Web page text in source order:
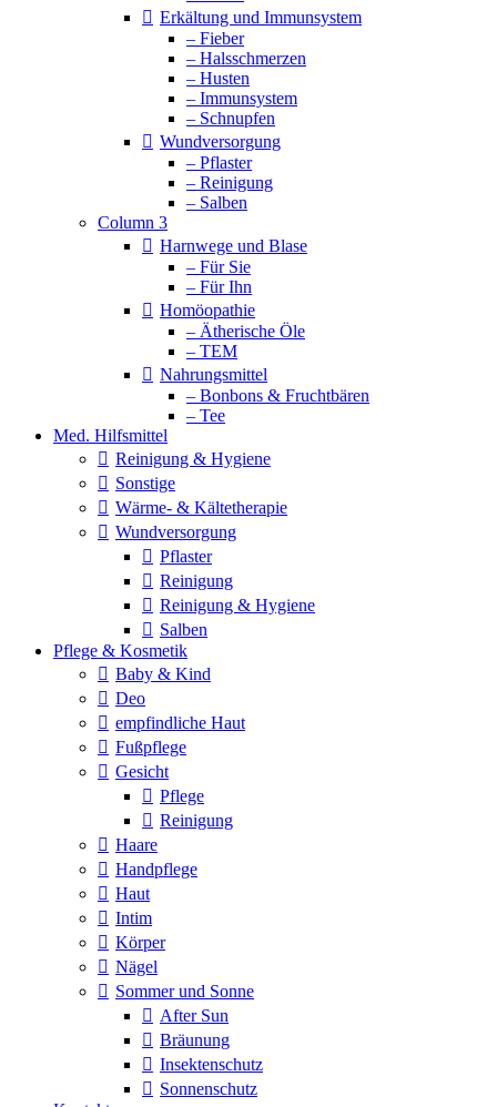
Erkältung und Immunsystem
– Fieber
– Halsschmerzen
– Husten
– Immunsystem
– Schnupfen
Wundversorgung
– Pflaster
– Reinigung
– Salben
Column 3
Harnwege und Blase
– Für Sie
– Für Ihn
Homöopathie
– Ätherische Öle
– TEM
Nahrungsmittel
– Bonbons & Fruchtbären
– Tee
Med. Hilfsmittel
Reinigung & Hygiene
Sonstige
Wärme- & Kältetherapie
Wundversorgung
Pflaster
Reinigung
Reinigung & Hygiene
Salben
Pflege & Kosmetik
Baby & Kind
Deo
empfindliche Haut
Fußpflege
Gesicht
Pflege
Reinigung
Haare
Handpflege
Haut
Intim
Körper
Nägel
Sommer und Sonne
After Sun
Bräunung
Insektenschutz
Sonnenschutz